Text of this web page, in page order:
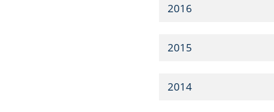
2016
2015
2014